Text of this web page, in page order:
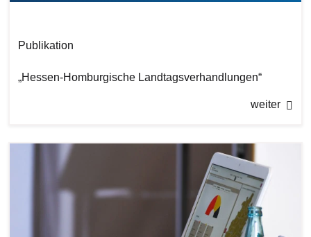
Publikation
„Hessen-Homburgische Landtagsverhandlungen“
weiter